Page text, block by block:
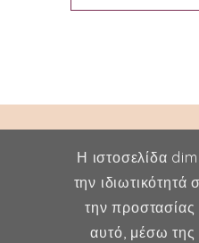
Δήμητρα
Η ιστοσελίδα
την ιδιωτικότητά
την προστασίας
αυτό, μέσω της